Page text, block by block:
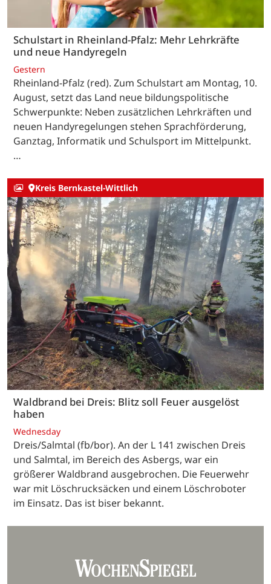
Schulstart in Rheinland-Pfalz: Mehr Lehrkräfte
und neue Handyregeln
Gestern
Rheinland-Pfalz (red). Zum Schulstart am Montag, 10.
August, setzt das Land neue bildungspolitische
Schwerpunkte: Neben zusätzlichen Lehrkräften und
neuen Handyregelungen stehen Sprachförderung,
Ganztag, Informatik und Schulsport im Mittelpunkt.
…
Kreis Bernkastel-Wittlich
Waldbrand bei Dreis: Blitz soll Feuer ausgelöst
haben
Wednesday
Dreis/Salmtal (fb/bor). An der L 141 zwischen Dreis
und Salmtal, im Bereich des Asbergs, war ein
größerer Waldbrand ausgebrochen. Die Feuerwehr
war mit Löschrucksäcken und einem Löschroboter
im Einsatz. Das ist biser bekannt.